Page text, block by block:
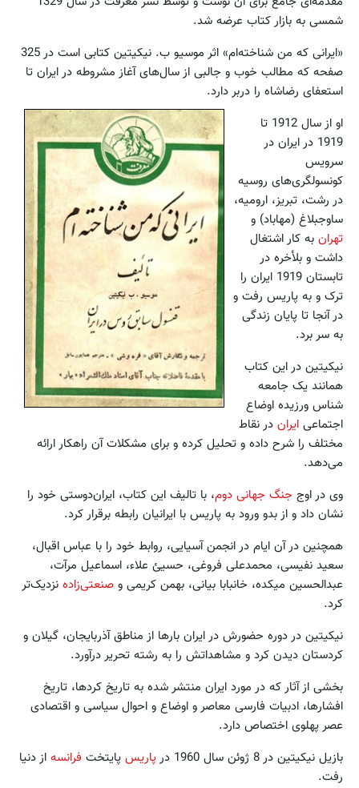
شمسی به بازار کتاب عرضه شد.
«ایرانی که من شناخته‌ام» اثر موسیو ب. نیکیتین کتابی است در 325
صفحه که مطالب خوب و جالبی از سال‌های آغاز مشروطه در ایران تا
استعفای رضاشاه را دربر دارد.
او از سال 1912 تا
1919 در ایران در
سرویس
کونسولگری‌های روسیه
در رشت، تبریز، ارومیه،
ساوجبلاغ (مهاباد) و
تهران به کار اشتغال
داشت و بلأخره در
تابستان 1919 ایران را
ترک و به پاریس رفت و
در آنجا تا پایان زندگی
به سر برد.
نیکیتین در این کتاب
همانند یک جامعه
شناس ورزیده اوضاع
اجتماعی ایران در نقاط
مختلف را شرح داده و تحلیل کرده و برای مشکلات آن راهکار ارائه
می‌دهد.
وی در اوج جنگ جهانی دوم، با تالیف این کتاب، ایران‌دوستی خود را
نشان داد و از بدو ورود به پاریس با ایرانیان رابطه برقرار کرد.
همچنین در آن ایام در انجمن آسیایی، روابط خود را با عباس اقبال،
سعید نفیسی، محمد‌علی فروغی، حسیئ علاء، اسماعیل مرآت،
عبدالحسین میکده، خانبابا بیانی، بهمن کریمی و صنعتی‌زاده نزدیک‌تر
کرد.
نیکیتین در دوره حضورش در ایران بارها از مناطق آذربایجان، گیلان و
کردستان دیدن کرد و مشاهداتش را به رشته تحریر درآورد.
بخشی از آثار که در مورد ایران منتشر شده به تاریخ کردها، تاریخ
افشارها، ادبیات فارسی معاصر و اوضاع و احوال سیاسی و اقتصادی
عصر پهلوی اختصاص دارد.
بازیل نیکیتین در 8 ژوئن سال 1960 در
پاریس پایتخت فرانسه از دنیا
رفت.